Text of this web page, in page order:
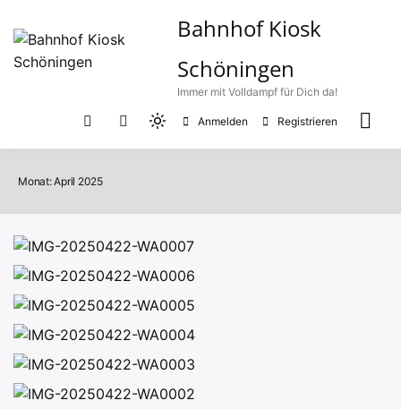
Inhalt
springen
Bahnhof Kiosk
Schöningen
Immer mit Volldampf für Dich da!
Light
mode
switch
to
Anmelden Registrieren
Monat:April 2025